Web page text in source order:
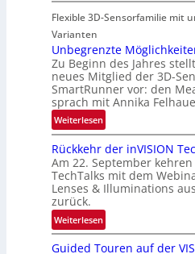
R
a
u
m
f
a
h
r
t
t
e
c
h
n
a
t
n
e
r
s
c
h
a
f
t
i
s
Flexible 3D-Sensorfamilie mit
Varianten
Unbegrenzte
Zu Beginn des Jahres
neues Mitglied der 3D-
SmartRunner vor: den
sprach mit Annika
Weiterlesen:
U
n
b
e
g
r
e
Rückkehr der inVISION
Am 22. September kehren
TechTalks mit dem
Lenses & Illuminations
zurück.
Weiterlesen:
R
ü
Guided Touren auf der